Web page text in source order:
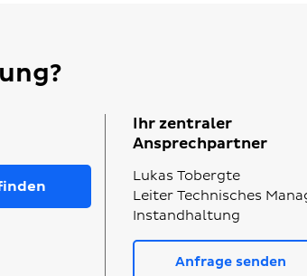
Ihr zentraler
Ansprechpartner
Lukas Tobergte
Leiter Technisches
Instandhaltung
Anfrage senden